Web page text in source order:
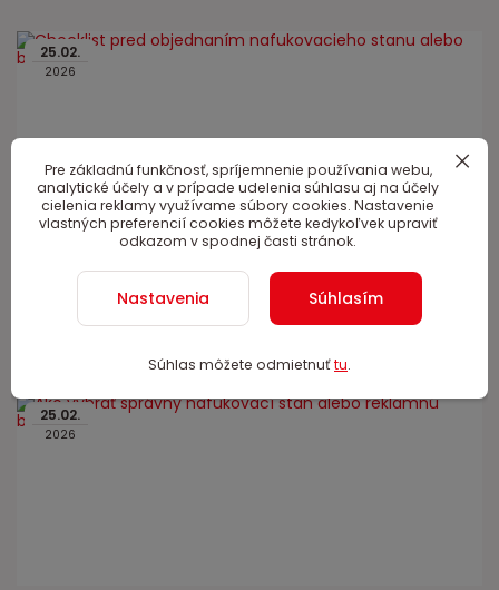
25.02.
2026
Checklist pred objednaním nafukovacieho stanu
alebo brány
Plánujete objednať nafukovací stan alebo reklamnú bránu?
Pozrite si praktický checklist rozmerov, umiestnenia, montáže,
25.02.
2026
Pre základnú funkčnosť, spríjemnenie používania webu,
analytické účely a v prípade udelenia súhlasu aj na účely
cielenia reklamy využívame súbory cookies. Nastavenie
vlastných preferencií cookies môžete kedykoľvek upraviť
odkazom v spodnej časti stránok.
Nastavenia Súhlasím
Súhlas môžete odmietnuťtu.